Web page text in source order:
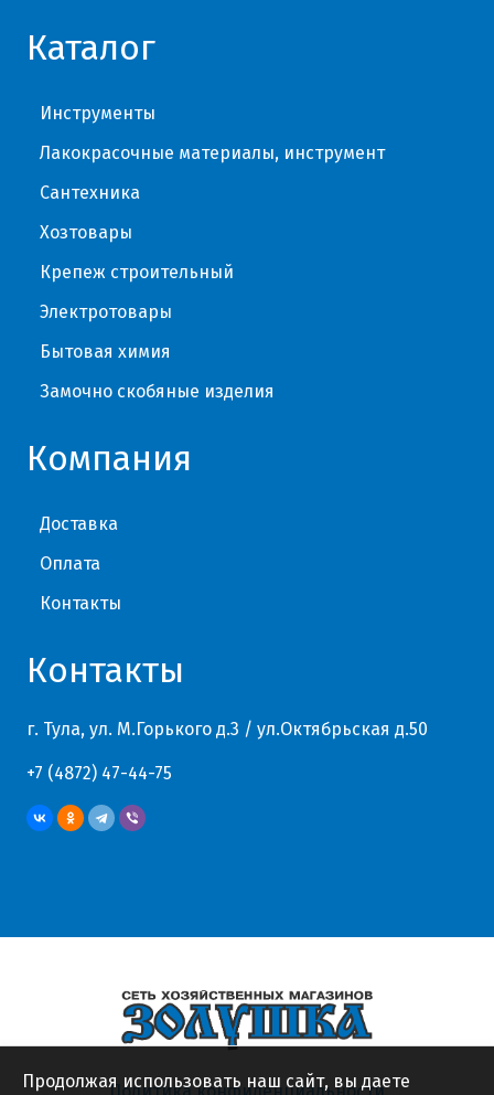
Каталог
Инструменты
Лакокрасочные материалы, инструмент
Сантехника
Хозтовары
Крепеж строительный
Электротовары
Бытовая химия
Замочно скобяные изделия
Компания
Доставка
Оплата
Контакты
Контакты
г. Тула, ул. М.Горького д.3 / ул.Октябрьская д.50
+7 (4872) 47-44-75
Продолжая использовать наш сайт, вы даете